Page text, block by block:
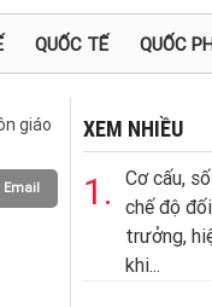
QUỐC TẾ QUỐC
giáo
Email
XEM NHIỀU
1.
Cơ cấu,
chế độ
trưởng,
khi...